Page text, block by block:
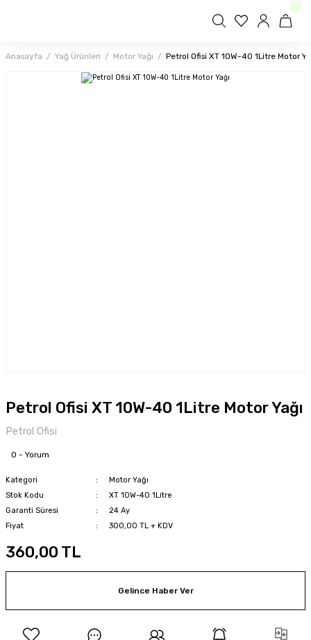
Anasayfa Yağ Ürünleri Motor Yağı Petrol Ofisi XT 10W-40 1Litre Motor
Petrol Ofisi XT 10W-40 1Litre Motor Yağı
Petrol Ofisi
0 - Yorum
Kategori
Motor Yağı
Stok Kodu
XT 10W-40 1Litre
Garanti Süresi
24 Ay
Fiyat
300,00 TL + KDV
360,00 TL
Gelince Haber Ver